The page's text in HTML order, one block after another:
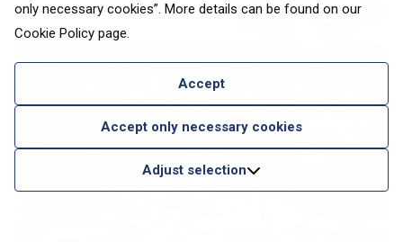
only necessary cookies”. More details can be found on our
Cookie Policy page.
Accept
Accept only necessary cookies
Adjust selection